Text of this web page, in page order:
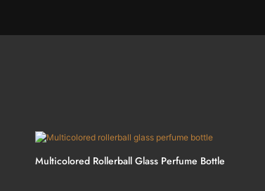
Multicolored Rollerball Glass Perfume Bottle